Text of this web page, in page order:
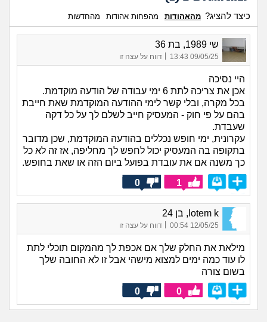
כיצד להציג? מהאהודות מהפחות אהודות מהחדשות
שי 1989, בת 36
09/05/25 13:43 דווח על עצה זו
היי נסיכה
אכן את צריכה לתת 6 ימי עבודה של הודעה מוקדמת.
בכל מקרה, ובלי קשר לימי ההודעה המוקדמת שאת חייבת
בהם על פי חוק - המעסיק חייב לשלם לך על כל דקה
שעבדת.
עקרונית, ימי חופש נכללים בהודעה המוקדמת, שכן מדובר
בתקופה בה המעסיק יכול לחפש לך מחליפה, אז זה לא כל
כך משנה אם את עובדת בפועל ביום הזה או שאת בחופש.
1
0
lotem k, בן 24
12/05/25 00:54
| דווח על עצה זו
מילאת את החלק שלך אם אכפת לך מהמקום תוכלי לתת
לו עוד כמה ימים למצוא מישהי אבל זו לא החובה שלך
בשום צורה
0
0